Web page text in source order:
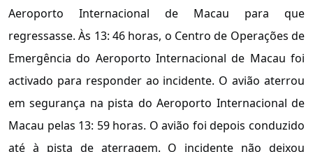
Aeroporto Internacional de Macau para que
regressasse. Às 13: 46 horas, o Centro de Operações de
Emergência do Aeroporto Internacional de Macau foi
activado para responder ao incidente. O avião aterrou
em segurança na pista do Aeroporto Internacional de
Macau pelas 13: 59 horas. O avião foi depois conduzido
até à pista de aterragem. O incidente não deixou